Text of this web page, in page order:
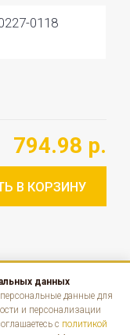
0118
794.98 р.
В КОРЗИНУ
данных
данные для
и персонализации
с политикой